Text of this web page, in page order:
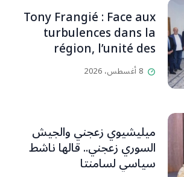
إقفاله لكنه لم يستطع. لأنه
بيت رسالة، وتاريخ، وإيمان،
وقيم مستمرة
Tony Frangié : Face aux
turbulences dans la
région, l’unité des
Libanais est primordiale
L’OLJ / Par Scarlett
8 أغسطس، 2026
ميليشيوي زعجني والجيش
السوري زعجني.. قالها ناشط
سياسي لسامنتا